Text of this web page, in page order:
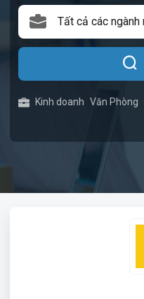
Tất cả các ngành
Kinh doanh Văn Phòng